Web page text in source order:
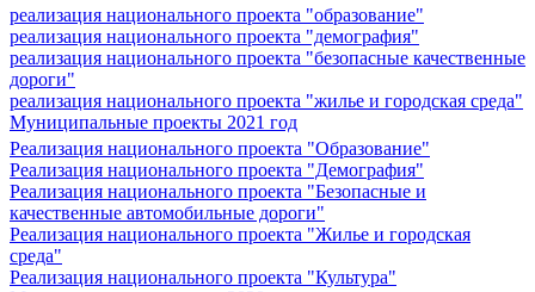
реализация национального проекта "образование"
реализация национального проекта "демография"
реализация национального проекта "безопасные качественные
дороги"
реализация национального проекта "жилье и городская среда"
Муниципальные проекты 2021 год
Реализация национального проекта "Образование"
Реализация национального проекта "Демография"
Реализация национального проекта "Безопасные и
качественные автомобильные дороги"
Реализация национального проекта "Жилье и городская
среда"
Реализация национального проекта "Культура"